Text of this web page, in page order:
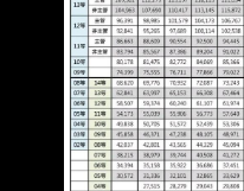
處出差的單位，